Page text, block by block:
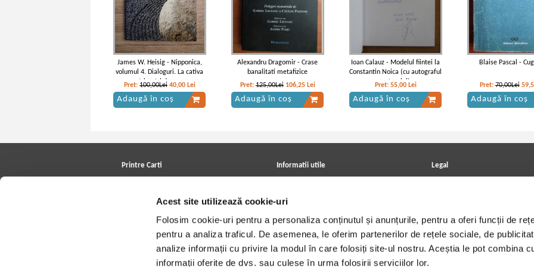
Acest site utilizează cookie-uri
Folosim cookie-uri pentru a personaliza conținutul și anunțurile, pentru a oferi funcții de
pentru a analiza traficul. De asemenea, le oferim partenerilor de rețele sociale, de
analize informații cu privire la modul în care folosiți site-ul nostru. Aceștia le pot combina
informații oferite de dvs. sau culese în urma folosirii serviciilor lor.
James W. Heisig - Nipponica,
volumul 4. Dialoguri. La cativa
centrimetri deasupra
pamantului
Pret: 100,00Lei 40,00 Lei
Adaugă în coș
Alexandru Dragomir - Crase
banalitati metafizice
Pret:125,00Lei 106,25 Lei
Adaugă în coș
Ioan Calauz - Modelul fiintei la
Constantin Noica (cu autograful
autorului)
Pret: 55,00 Lei
Adaugă în coș
Blaise Pascal -
Pret:70,00Lei
Adaugă în coș
Printre Carti
Cele mai căutate cărți
Blog Printre Carti
Cărţi sub 5 lei
Cărţi sub 8 lei
Informatii utile
Contact
Politica de livrare
Angajari - Cariere
Legal
Utilizare cookie-uri